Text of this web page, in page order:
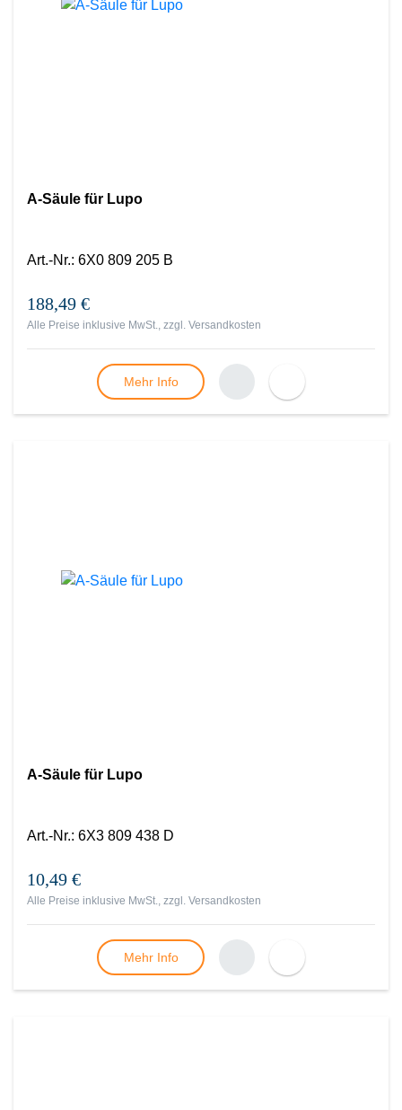
A-Säule für Lupo
Art.-Nr.: 6X0 809 205 B
188,49 €
Alle Preise inklusive MwSt., zzgl. Versandkosten
Mehr Info
A-Säule für Lupo
Art.-Nr.: 6X3 809 438 D
10,49 €
Alle Preise inklusive MwSt., zzgl. Versandkosten
Mehr Info